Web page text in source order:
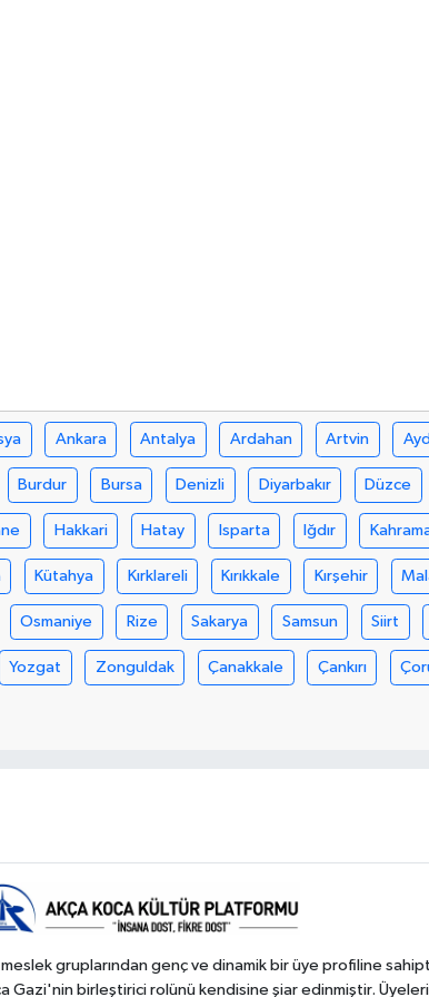
Ankara Antalya Ardahan Artvin
Burdur Bursa Denizli Diyarbakır Düzce
Hakkari Hatay Isparta Iğdır
Kütahya Kırklareli Kırıkkale Kırşehir
Osmaniye Rize Sakarya Samsun Siirt
Yozgat Zonguldak Çanakkale Çankırı
gruplarından genç ve dinamik bir üye profiline
birleştirici rolünü kendisine şiar edinmiştir.